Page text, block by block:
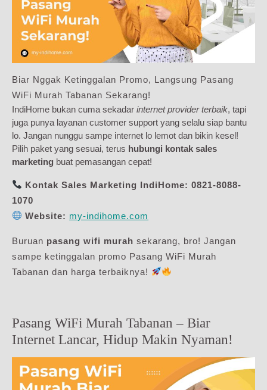
Biar Nggak Ketinggalan Promo, Langsung Pasang
WiFi Murah Tabanan Sekarang!
IndiHome bukan cuma sekadar internet provider terbaik, tapi
juga punya layanan customer support yang selalu siap bantu
lo. Jangan nunggu sampe internet lo lemot dan bikin kesel!
Pilih paket yang sesuai, terus hubungi kontak sales
marketing buat pemasangan cepat!
Kontak Sales Marketing IndiHome: 0821-8088-
1070
Website: my-indihome.com
Buruan pasang wifi murah sekarang, bro! Jangan
sampe ketinggalan promo Pasang WiFi Murah
Tabanan dan harga terbaiknya!
Pasang WiFi Murah Tabanan – Biar
Internet Lancar, Hidup Makin Nyaman!